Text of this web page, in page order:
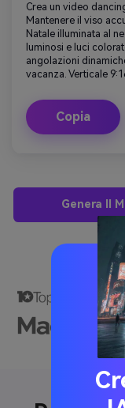
Crea un video
Mantenere il viso
Natale illuminata al
luminosi e luci
angolazioni
vacanza. Verticale
Copia
Genera Il